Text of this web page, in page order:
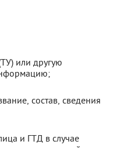
или другую
состав, сведения
и ГТД в случае